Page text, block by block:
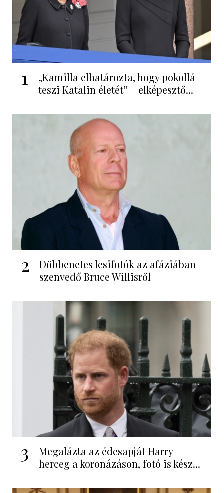
1
„Kamilla elhatározta, hogy pokollá
teszi Katalin életét” – elképesztő...
2
Döbbenetes lesifotók az afáziában
szenvedő Bruce Willisről
3
Megalázta az édesapját Harry
herceg a koronázáson, fotó is kész...